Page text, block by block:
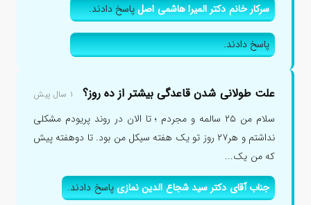
سرکار خانم دکتر المیرا هاشمی اصلپاسخ دادند.
پاسخ دادند.
علت طولانی شدن قاعدگی بیشتر از ده روز؟ ۱ سال پیش
سلام من ۲۵ سالمه و مجردم ؛ تا الان در روند پریودم مشکلی
نداشتم و هر۲۷ روز تو یک هفته سیکل من بود. تا دوهفته پیش
که من یک...
جناب آقای دکتر سید شجاع الدین نمازیپاسخ دادند.